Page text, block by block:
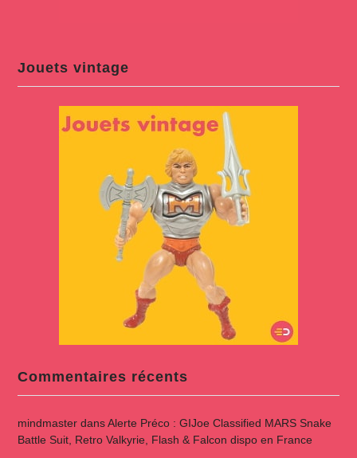
Jouets vintage
Commentaires récents
mindmasterdansAlerte Préco : GIJoe Classified MARS Snake
Battle Suit, Retro Valkyrie, Flash & Falcon dispo en France